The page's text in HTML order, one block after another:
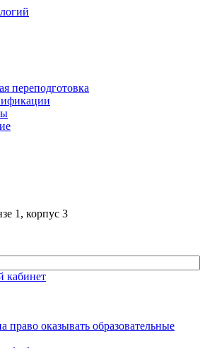
переподготовка
1, корпус 3
кабинет
право оказывать образовательные